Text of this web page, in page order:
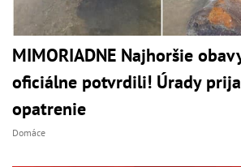
MIMORIADNE Najhoršie
oficiálne potvrdili! Úrady
opatrenie
Domáce